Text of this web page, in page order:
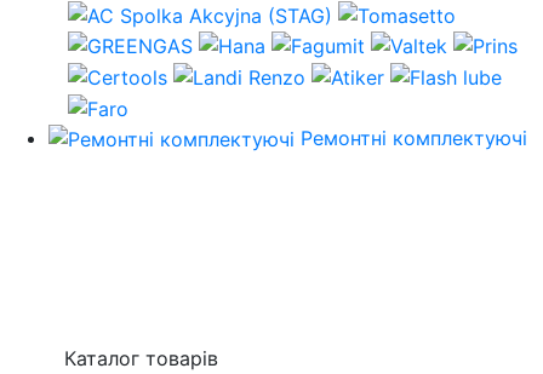
Ремонтні комплектуючі
Каталог товарів